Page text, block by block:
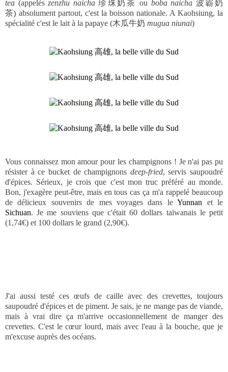
tea (appelészenzhu naicha珍珠奶茶 ou boba naicha 波霸奶
茶) absolument partout, c'est la boisson nationale. A Kaohsiung, la
spécialité c'est le lait à la papaye (木瓜牛奶 mugua niunai)
Vous connaissez mon amour pour les champignons ! Je n'ai pas pu
résister à ce bucket de champignons deep-fried, servis saupoudré
d'épices. Sérieux, je crois que c'est mon truc préféré au monde.
Bon, j'exagère peut-être, mais en tous cas ça m'a rappelé beaucoup
de délicieux souvenirs de mes voyages dans leYunnan et le
Sichuan. Je me souviens que c'était 60 dollars taïwanais le petit
(1,74€) et 100 dollars le grand (2,90€).
J'ai aussi testé ces œufs de caille avec des crevettes, toujours
saupoudré d'épices et de piment. Je sais, je ne mange pas de viande,
mais à vrai dire ça m'arrive occasionnellement de manger des
crevettes. C'est le cœur lourd, mais avec l'eau à la bouche, que je
m'excuse auprès des océans.